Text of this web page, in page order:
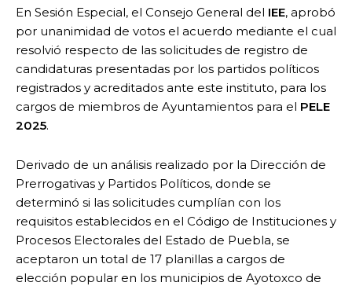
En Sesión Especial, el Consejo General del IEE, aprobó
por unanimidad de votos el acuerdo mediante el cual
resolvió respecto de las solicitudes de registro de
candidaturas presentadas por los partidos políticos
registrados y acreditados ante este instituto, para los
cargos de miembros de Ayuntamientos para el PELE
2025.
Derivado de un análisis realizado por la Dirección de
Prerrogativas y Partidos Políticos, donde se
determinó si las solicitudes cumplían con los
requisitos establecidos en el Código de Instituciones y
Procesos Electorales del Estado de Puebla, se
aceptaron un total de 17 planillas a cargos de
elección popular en los municipios de Ayotoxco de